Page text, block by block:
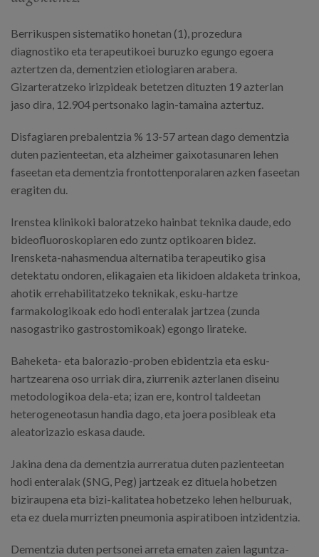
Berrikuspen sistematiko honetan (1), prozedura
diagnostiko eta terapeutikoei buruzko egungo egoera
aztertzen da, dementzien etiologiaren arabera.
Gizarteratzeko irizpideak betetzen dituzten 19 azterlan
jaso dira, 12.904 pertsonako lagin-tamaina aztertuz.
Disfagiaren prebalentzia % 13-57 artean dago dementzia
duten pazienteetan, eta alzheimer gaixotasunaren lehen
faseetan eta dementzia frontottenporalaren azken faseetan
eragiten du.
Irenstea klinikoki baloratzeko hainbat teknika daude, edo
bideofluoroskopiaren edo zuntz optikoaren bidez.
Irensketa-nahasmendua alternatiba terapeutiko gisa
detektatu ondoren, elikagaien eta likidoen aldaketa trinkoa,
ahotik errehabilitatzeko teknikak, esku-hartze
farmakologikoak edo hodi enteralak jartzea (zunda
nasogastriko gastrostomikoak) egongo lirateke.
Baheketa- eta balorazio-proben ebidentzia eta esku-
hartzearena oso urriak dira, ziurrenik azterlanen diseinu
metodologikoa dela-eta; izan ere, kontrol taldeetan
heterogeneotasun handia dago, eta joera posibleak eta
aleatorizazio eskasa daude.
Jakina dena da dementzia aurreratua duten pazienteetan
hodi enteralak (SNG, Peg) jartzeak ez dituela hobetzen
biziraupena eta bizi-kalitatea hobetzeko lehen helburuak,
eta ez duela murrizten pneumonia aspiratiboen intzidentzia.
Dementzia duten pertsonei arreta ematen zaien laguntza-